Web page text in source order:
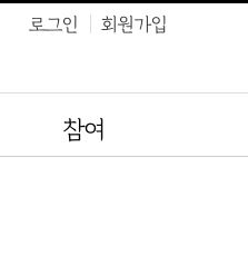
로그인 회원가입
참여